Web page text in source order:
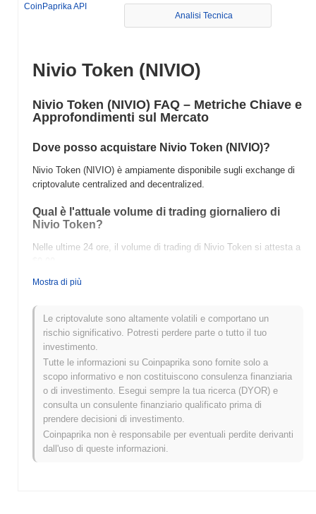
CoinPaprika API
Analisi Tecnica
Nivio Token (NIVIO)
Nivio Token (NIVIO) FAQ – Metriche Chiave e
Approfondimenti sul Mercato
Dove posso acquistare Nivio Token (NIVIO)?
Nivio Token (NIVIO) è ampiamente disponibile sugli exchange di
criptovalute centralized and decentralized.
Qual è l'attuale volume di trading giornaliero di
Nivio Token?
Nelle ultime 24 ore, il volume di trading di Nivio Token si attesta a
Qual è lo storico della fascia di prezzo di Nivio
Massimo Storico (ATH):$0.0 315
Minimo Storico (ATL):
Nivio Token è attualmente scambiato~100.00% al di sotto del
suo ATH .
Come si sta comportando Nivio Token rispetto al
mercato crypto più ampio?
Negli ultimi 7 giorni, Nivio Token ha guadagnato
superando il mercato crypto complessivo che ha registrato un
Mostra di più
Le criptovalute sono altamente volatili e comportano un
rischio significativo. Potresti perdere parte o tutto il tuo
investimento.
Tutte le informazioni su Coinpaprika sono fornite solo a
scopo informativo e non costituiscono consulenza finanziaria
o di investimento. Esegui sempre la tua ricerca (DYOR) e
consulta un consulente finanziario qualificato prima di
prendere decisioni di investimento.
Coinpaprika non è responsabile per eventuali perdite derivanti
dall'uso di queste informazioni.